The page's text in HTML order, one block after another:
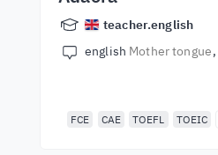
teacher.english
english Mother tongue
FCE CAE TOEFL TOEIC